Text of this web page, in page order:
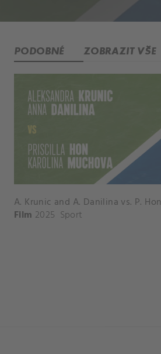
PODOBNÉ ZOBRAZIT VŠE
Film 2025 Sport